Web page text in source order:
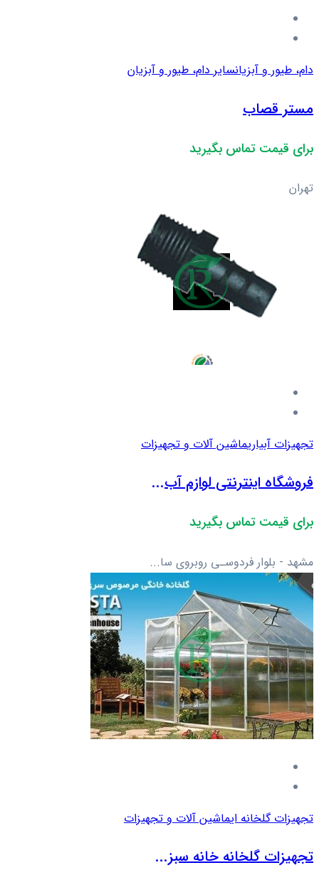
دام، طیور و آبزیانسایر دام، طیور و آبزیان
مستر قصاب
برای قیمت تماس بگیرید
تهران
تجهیزات آبیاریماشین آلات و تجهیزات
فروشگاه اینترنتی لوازم آب...
برای قیمت تماس بگیرید
مشهد - بلوار فردوسـی روبروی سا...
تجهیزات گلخانه ایماشین آلات و تجهیزات
تجهیزات گلخانه خانه سبز...